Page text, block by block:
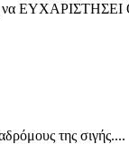
να
της σιγής....